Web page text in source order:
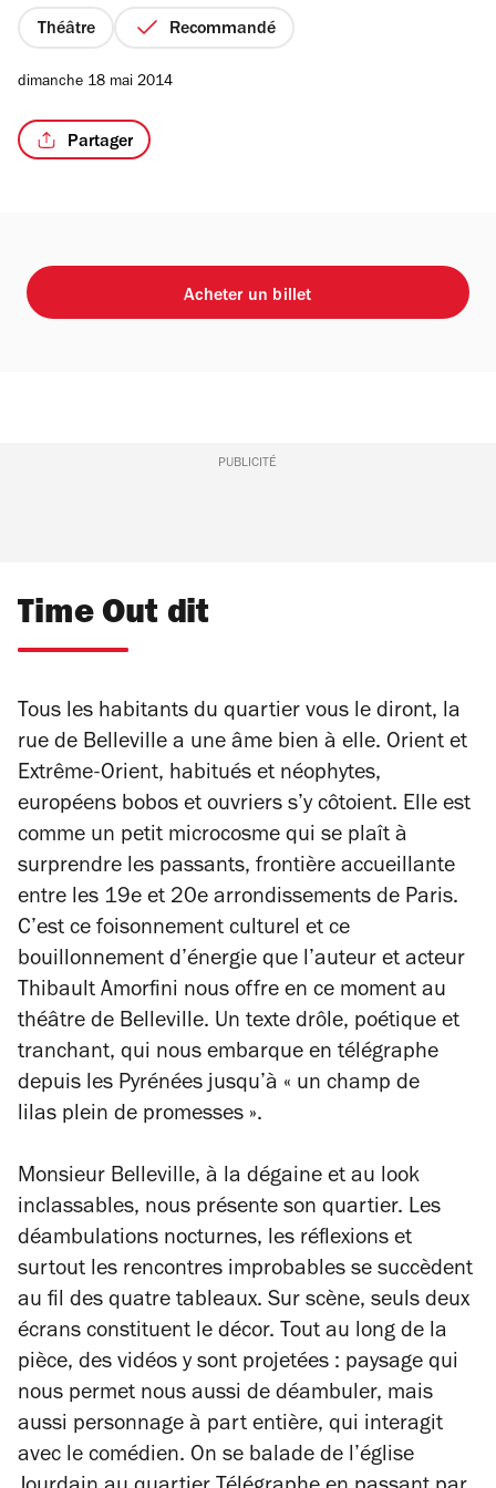
étoiles
Théâtre Recommandé
dimanche 18 mai 2014
Partager
Acheter un billet
PUBLICITÉ
Time Out dit
Tous les habitants du quartier vous le diront, la
rue de Belleville a une âme bien à elle. Orient et
Extrême-Orient, habitués et néophytes,
européens bobos et ouvriers s’y côtoient. Elle est
comme un petit microcosme qui se plaît à
surprendre les passants, frontière accueillante
entre les 19e et 20e arrondissements de Paris.
C’est ce foisonnement culturel et ce
bouillonnement d’énergie que l’auteur et acteur
Thibault Amorfini nous offre en ce moment au
théâtre de Belleville. Un texte drôle, poétique et
tranchant, qui nous embarque en télégraphe
depuis les Pyrénées jusqu’à « un champ de
lilas plein de promesses ».
Monsieur Belleville, à la dégaine et au look
inclassables, nous présente son quartier. Les
déambulations nocturnes, les réflexions et
surtout les rencontres improbables se succèdent
au fil des quatre tableaux. Sur scène, seuls deux
écrans constituent le décor. Tout au long de la
pièce, des vidéos y sont projetées : paysage qui
nous permet nous aussi de déambuler, mais
aussi personnage à part entière, qui interagit
avec le comédien. On se balade de l’église